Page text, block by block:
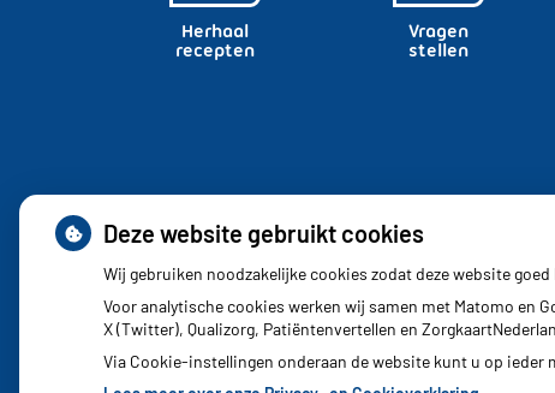
Herhaal
recepten
Vragen
stellen
Deze website gebruikt cookies
Wij gebruiken noodzakelijke cookies zodat deze website
Voor analytische cookies werken wij samen met Matomo en
X (Twitter), Qualizorg, Patiëntenvertellen en
Via Cookie-instellingen onderaan de website kunt u op